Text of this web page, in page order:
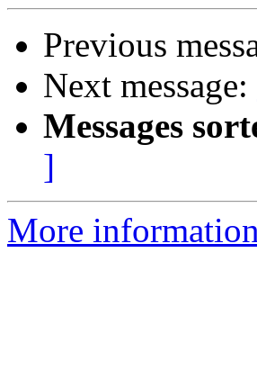
Previous
Next message:
Messages
]
More